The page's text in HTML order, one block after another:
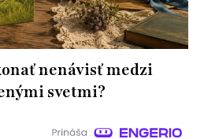
nenávisť medzi
svetmi?